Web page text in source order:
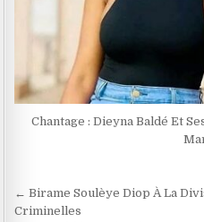
Chantage : Dieyna Baldé Et
Navigation
← Birame Soulèye Diop À La
Criminelles